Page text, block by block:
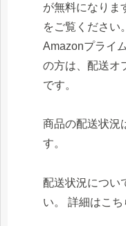
が無料になりま
をご覧ください。
Amazonプライ
の方は、配送オ
です。
商品の配送状況
す。
配送状況につい
い。 詳細はこち